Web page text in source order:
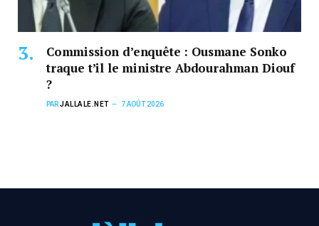
Commission d’enquête : Ousmane Sonko
traque t’il le ministre Abdourahman Diouf
?
PARJALLALE.NET 7 AOÛT 2026